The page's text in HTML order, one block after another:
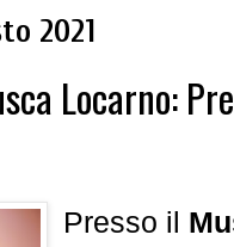
2021
Locarno:
Presso il